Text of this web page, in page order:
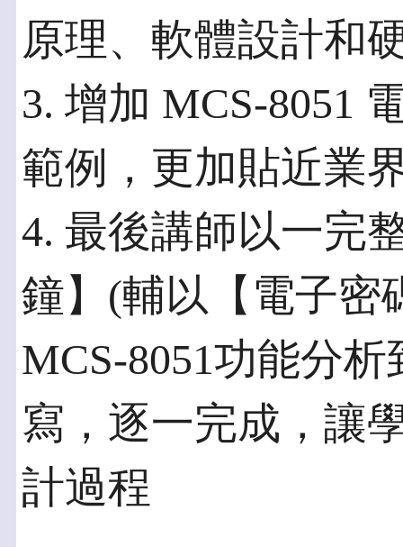
原理、軟體設計和
3. 增加 MCS-8051
範例，更加貼近業
4. 最後講師以一完
鐘】(輔以【電子密
MCS-8051功能分
寫，逐一完成，讓
計過程